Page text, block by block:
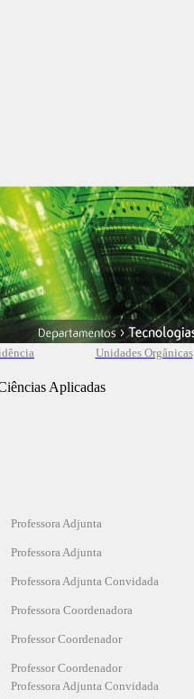
Unidades Orgânicas
Aplicadas
Professora Adjunta
Professora Adjunta
Professora Adjunta Convidada
Professora Coordenadora
Professor Coordenador
Professor Coordenador
Professora Adjunta Convidada